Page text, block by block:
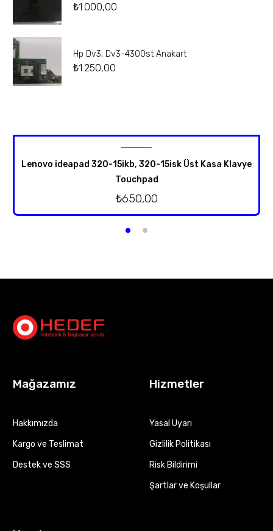
₺1.000,00
Hp Dv3, Dv3-4300st Anakart
₺1.250,00
Lenovo ideapad 320-15ikb, 320-15isk Üst Kasa Klavye
Touchpad
₺650,00
Mağazamız
Hakkımızda
Kargo ve Teslimat
Destek ve SSS
Hizmetler
Yasal Uyarı
Gizlilik Politikası
Risk Bildirimi
Şartlar ve Koşullar